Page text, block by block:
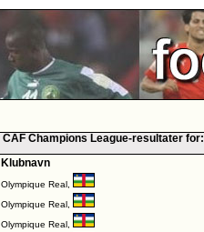
CAF Champions League-resultater for:
Klubnavn
Olympique Real,
Olympique Real,
Olympique Real,